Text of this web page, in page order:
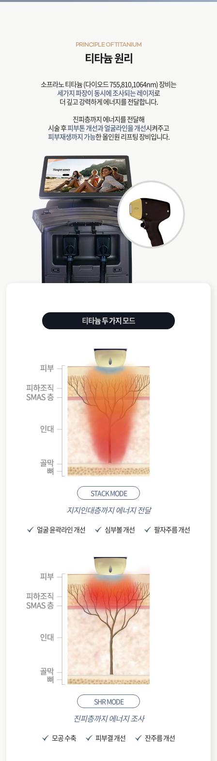
티타늄 원리
PRINCIPLE OF TITANIUM
소프라노 티타늄 (다이오드 755,810,1064nm) 장비는
세가지 파장이 동시에 조사되는 레이저로
더 깊고 강력하게 에너지를 전달합니다.
진피층까지 에너지를 전달해
시술 후피부톤 개선과 얼굴라인을 개선시켜주고
피부재생까지 가능한 올인원 리프팅 장비입니다.
티타늄 두 가지 모드
STACK MODE
지지인대층까지 에너지 전달
얼굴 윤곽라인 개선 심부볼 개선 팔자주름 개선
SHR MODE
진피층까지 에너지 조사
모공 수축 피부결 개선 잔주름 개선